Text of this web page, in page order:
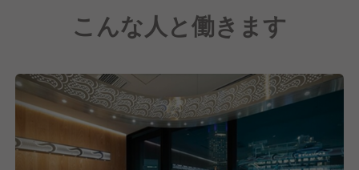
提供するメニューは、プロの目利きが厳選した黒毛和
牛や神戸ビーフなどの国産和牛と、有名銘柄のブラン
だわりの食材を使った"一人ひと鍋"スタイルのしゃぶ
しゃぶです。
「ザラメ焼きすき」や「鰹出汁しゃぶしゃぶ」で楽し
んでいただき、最後は旨味が凝縮した出汁で味わうラ
ーメンで〆るのが人気となっています。
こんな人と働きます